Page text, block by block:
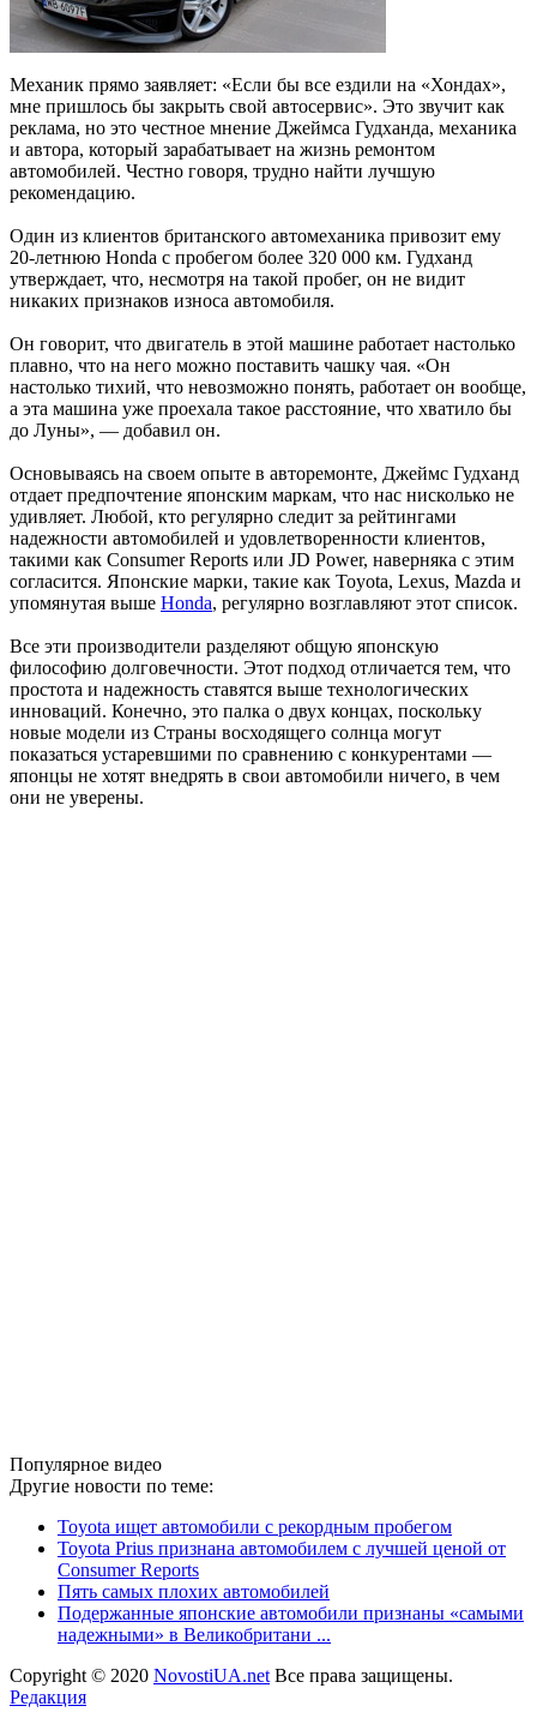
Механик прямо заявляет: «Если бы все ездили на «Хондах»,
мне пришлось бы закрыть свой автосервис». Это звучит как
реклама, но это честное мнение Джеймса Гудханда, механика
и автора, который зарабатывает на жизнь ремонтом
автомобилей. Честно говоря, трудно найти лучшую
рекомендацию.
Один из клиентов британского автомеханика привозит ему
20-летнюю Honda с пробегом более 320 000 км. Гудханд
утверждает, что, несмотря на такой пробег, он не видит
никаких признаков износа автомобиля.
Он говорит, что двигатель в этой машине работает настолько
плавно, что на него можно поставить чашку чая. «Он
настолько тихий, что невозможно понять, работает он вообще,
а эта машина уже проехала такое расстояние, что хватило бы
до Луны», — добавил он.
Основываясь на своем опыте в авторемонте, Джеймс Гудханд
отдает предпочтение японским маркам, что нас нисколько не
удивляет. Любой, кто регулярно следит за рейтингами
надежности автомобилей и удовлетворенности клиентов,
такими как Consumer Reports или JD Power, наверняка с этим
согласится. Японские марки, такие как Toyota, Lexus, Mazda и
упомянутая выше Honda, регулярно возглавляют этот список.
Все эти производители разделяют общую японскую
философию долговечности. Этот подход отличается тем, что
простота и надежность ставятся выше технологических
инноваций. Конечно, это палка о двух концах, поскольку
новые модели из Страны восходящего солнца могут
показаться устаревшими по сравнению с конкурентами —
японцы не хотят внедрять в свои автомобили ничего, в чем
они не уверены.
Популярное видео
Другие новости по теме:
Toyota ищет автомобили с рекордным пробегом
Toyota Prius признана автомобилем с лучшей ценой от
Consumer Reports
Пять самых плохих автомобилей
Подержанные японские автомобили признаны «самыми
надежными» в Великобритани ...
Copyright © 2020 NovostiUA.net Все права защищены.
Редакция